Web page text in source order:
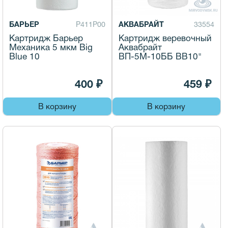
БАРЬЕР Р411Р00
Картридж Барьер
Механика 5 мкм Big
Blue 10
400 ₽
В корзину
АКВАБРАЙТ 33554
Картридж веревочный
Аквабрайт
ВП-5М-10ББ ВВ10"
459 ₽
В корзину